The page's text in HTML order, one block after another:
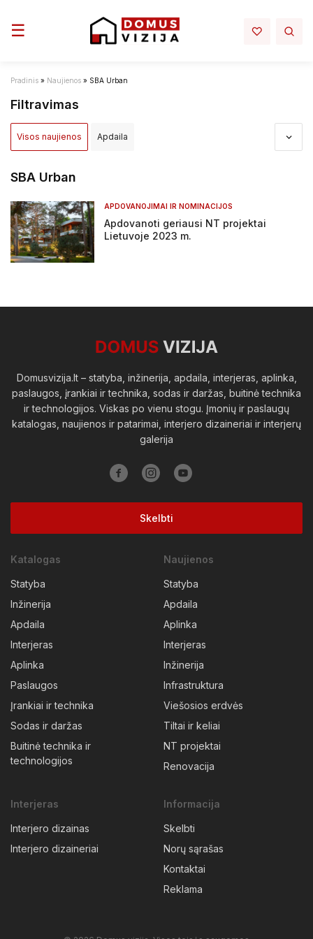
Toggle navigation
☰
Pradinis » Naujienos » SBA Urban
Filtravimas
Visos naujienos Apdaila
Infrastruktura Interjeras Inžinerija
Įstatymai ir reglamentai
SBA Urban
APDOVANOJIMAI IR NOMINACIJOS
Apdovanoti geriausi NT projektai
Lietuvoje 2023 m.
Domusvizija.lt – statyba, inžinerija, apdaila, interjeras, aplinka,
paslaugos, įrankiai ir technika, sodas ir daržas, buitinė technika
ir technologijos. Viskas po vienu stogu. Įmonių ir paslaugų
katalogas, naujienos ir patarimai, interjero dizaineriai ir interjerų
galerija
Skelbti
Katalogas
Statyba
Inžinerija
Apdaila
Interjeras
Aplinka
Paslaugos
Įrankiai ir technika
Sodas ir daržas
Buitinė technika ir
technologijos
Naujienos
Statyba
Apdaila
Aplinka
Interjeras
Inžinerija
Infrastruktura
Viešosios erdvės
Tiltai ir keliai
NT projektai
Renovacija
Interjeras
Interjero dizainas
Interjero dizaineriai
Informacija
Skelbti
Norų sąrašas
Kontaktai
Reklama